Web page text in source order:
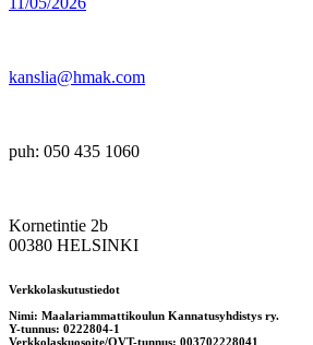
kanslia@hmak.com
puh: 050 435 1060
Kornetintie 2b
00380 HELSINKI
Verkkolaskutustiedot
Nimi: Maalariammattikoulun Kannatusyhdistys ry.
Y-tunnus: 0222804-1
Verkkolaskuosoite/OVT-tunnus: 003702228041